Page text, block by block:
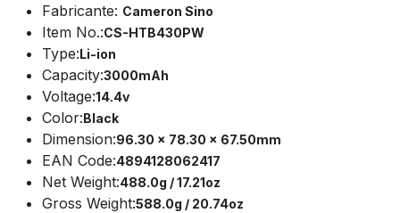
Fabricante: Cameron Sino
Item No.:CS-HTB430PW
Type:Li-ion
Capacity:3000mAh
Voltage:14.4v
Color:Black
Dimension:96.30 x 78.30 x 67.50mm
EAN Code:4894128062417
Net Weight:488.0g / 17.21oz
Gross Weight:588.0g / 20.74oz